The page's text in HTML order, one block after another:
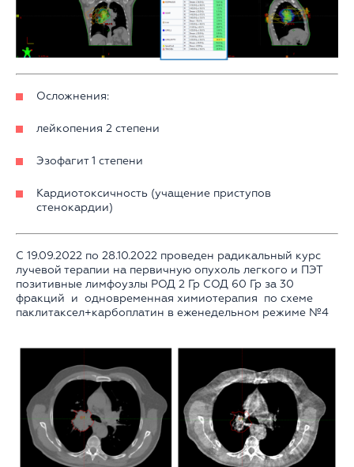
Осложнения:
лейкопения 2 степени
Эзофагит 1 степени
Кардиотоксичность (учащение приступов
стенокардии)
С 19.09.2022 по 28.10.2022 проведен радикальный курс
лучевой терапии на первичную опухоль легкого и ПЭТ
позитивные лимфоузлы РОД 2 Гр СОД 60 Гр за 30
фракций и одновременная химиотерапия по схеме
паклитаксел+карбоплатин в еженедельном режиме №4